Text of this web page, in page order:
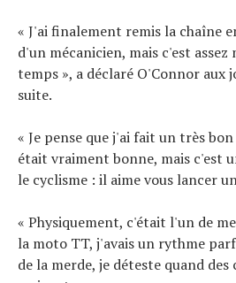
« J'ai finalement remis la chaîne
d'un mécanicien, mais c'est assez
temps », a déclaré O'Connor aux
suite.
« Je pense que j'ai fait un très
était vraiment bonne, mais c'est
le cyclisme : il aime vous lancer
« Physiquement, c'était l'un de
la moto TT, j'avais un rythme
de la merde, je déteste quand des